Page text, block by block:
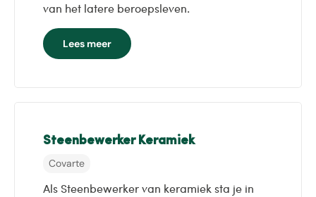
van het latere beroepsleven.
Lees meer
Steenbewerker Keramiek
Covarte
Als Steenbewerker van keramiek sta je in